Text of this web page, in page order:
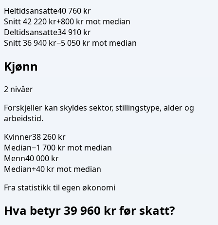
Heltidsansatte40 760 kr
Snitt 42 220 kr+800 kr mot median
Deltidsansatte34 910 kr
Snitt 36 940 kr−5 050 kr mot median
Kjønn
2 nivåer
Forskjeller kan skyldes sektor, stillingstype, alder og
arbeidstid.
Kvinner38 260 kr
Median−1 700 kr mot median
Menn40 000 kr
Median+40 kr mot median
Fra statistikk til egen økonomi
Hva betyr39 960 krfør skatt?